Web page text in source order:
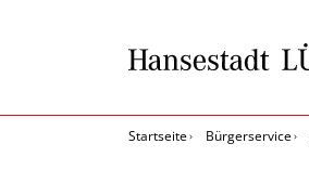
Startseite Bürgerservice